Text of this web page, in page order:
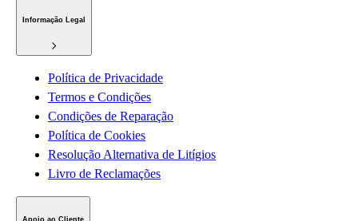
Informação Legal
Política de Privacidade
Termos e Condições
Condições de Reparação
Política de Cookies
Resolução Alternativa de Litígios
Livro de Reclamações
Apoio ao Cliente